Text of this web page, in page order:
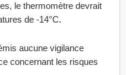
le thermomètre devrait
de -14°C.
aucune vigilance
concernant les risques